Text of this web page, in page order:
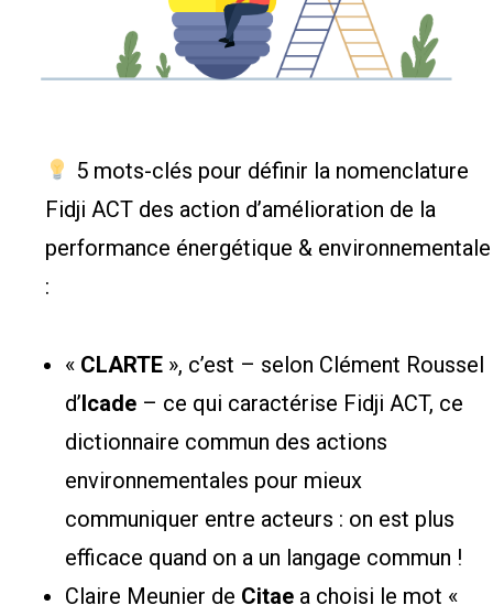
5 mots-clés pour définir la nomenclature
Fidji ACT des action d’amélioration de la
performance énergétique & environnementale
:
« CLARTE », c’est – selon Clément Roussel
d’Icade – ce qui caractérise Fidji ACT, ce
dictionnaire commun des actions
environnementales pour mieux
communiquer entre acteurs : on est plus
efficace quand on a un langage commun !
Claire Meunier de Citae a choisi le mot «